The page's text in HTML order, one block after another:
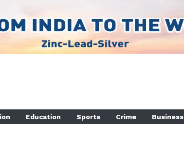
Education Sports Crime Business